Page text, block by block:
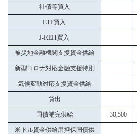
社債等買入
ETF買入
J-REIT買入
被災地金融機関支援資金供給
新型コロナ対応金融支援特別
気候変動対応支援資金供給
貸出
国債補完供給 +30,500
米ドル資金供給用担保国債供